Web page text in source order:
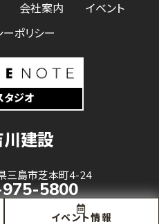
会社案内
イベント
ーポリシー
タジオ
川建設
三島市芝本町4-24
975-5800
- 17:00
イベント情報